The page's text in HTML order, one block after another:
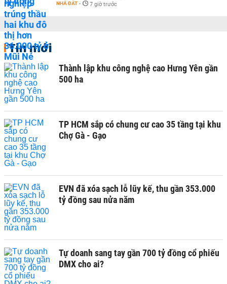
NHÀ ĐẤT - 7 giờ trước
Tin mới
Thành lập khu công nghệ cao Hưng Yên gần
500 ha
TP HCM sắp có chung cư cao 35 tầng tại khu
Chợ Gà - Gạo
EVN đã xóa sạch lỗ lũy kế, thu gần 353.000
tỷ đồng sau nửa năm
Tự doanh sang tay gần 700 tỷ đồng cổ phiếu
DMX cho ai?